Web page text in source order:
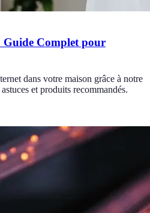
Complet pour
dans votre maison grâce à notre
et produits recommandés.